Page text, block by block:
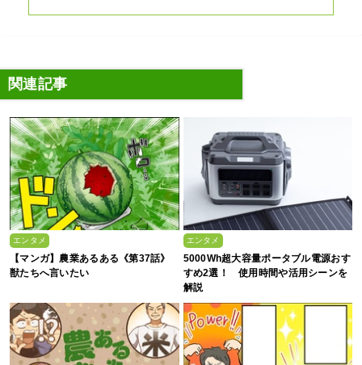
関連記事
エンタメ
【マンガ】農業あるある《第37話》
獣たちへ言いたい
エンタメ
5000Wh超大容量ポータブル電源おす
すめ2選！ 使用時間や活用シーンを
解説